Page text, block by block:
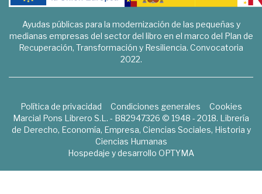
Ayudas públicas para la modernización de las pequeñas y
medianas empresas del sector del libro en el marco del Plan de
Recuperación, Transformación y Resiliencia. Convocatoria
2022.
Política de privacidad Condiciones generales
Cookies
Marcial Pons Librero S.L. - B82947326 © 1948 - 2018. Librería
de Derecho, Economía, Empresa, Ciencias Sociales, Historia y
Ciencias Humanas
Hospedaje y desarrollo OPTYMA